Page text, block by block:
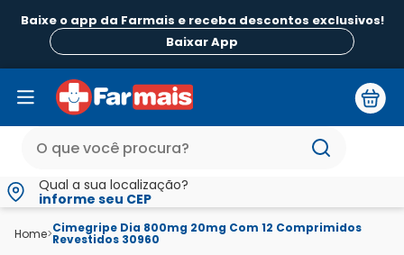
Baixe o app da Farmais e receba descontos exclusivos!
Baixar App
Qual a sua localização?
informe seu CEP
Home>Cimegripe Dia 800mg 20mg Com 12 Comprimidos
Revestidos 30960